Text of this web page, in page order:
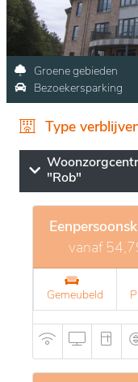
Groene gebieden
Bezoekersparking
Type
"Rob"
vanaf
Gemeubeld